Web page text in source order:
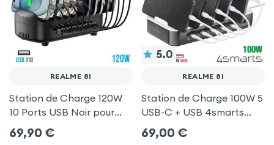
REALME 8I
Station de Charge 120W
10 Ports USB Noir pour
Realme 8i
69,90 €
5.0
REALME 8I
Station de Charge 100W 5
USB-C + USB 4smarts
pour Realme 8i
69,00 €